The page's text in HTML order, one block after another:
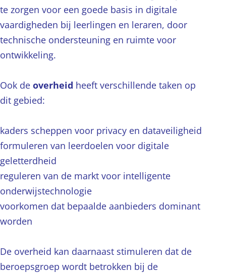
te zorgen voor een goede basis in digitale
vaardigheden bij leerlingen en leraren, door
technische ondersteuning en ruimte voor
ontwikkeling.
Ook de overheid heeft verschillende taken op
dit gebied:
kaders scheppen voor privacy en dataveiligheid
formuleren van leerdoelen voor digitale
geletterdheid
reguleren van de markt voor intelligente
onderwijstechnologie
voorkomen dat bepaalde aanbieders dominant
worden
De overheid kan daarnaast stimuleren dat de
beroepsgroep wordt betrokken bij de